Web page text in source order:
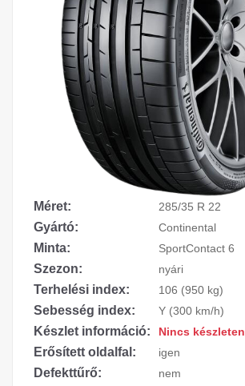
Méret: 285/35 R 22
Gyártó: Continental
Minta: SportContact 6
Szezon: nyári
Terhelési index: 106 (950 kg)
Sebesség index: Y (300 km/h)
Készlet információ: Nincs készleten
Erősített oldalfal: igen
Defekttűrő: nem